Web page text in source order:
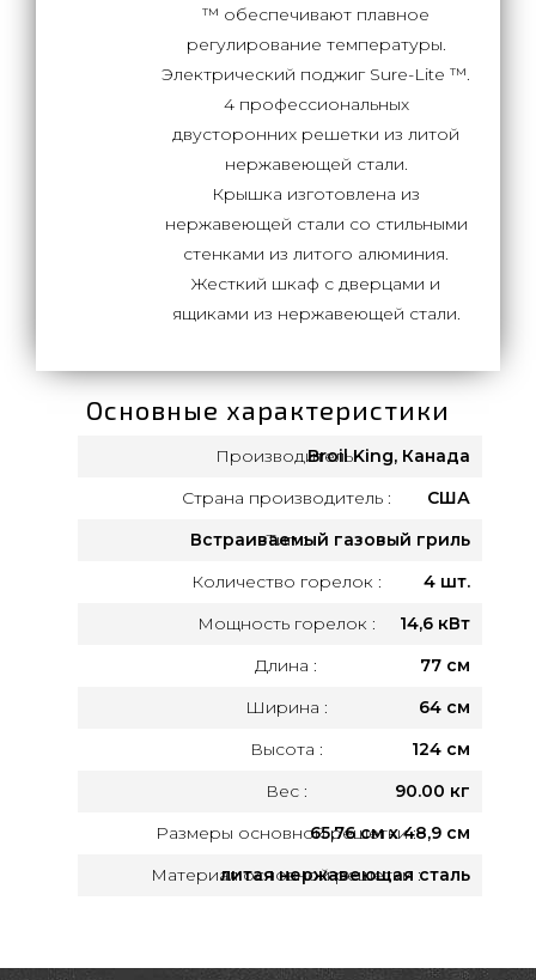
™ обеспечивают плавное
регулирование температуры.
Электрический поджиг Sure-Lite ™.
4 профессиональных
двусторонних решетки из литой
нержавеющей стали.
Крышка изготовлена из
нержавеющей стали со стильными
стенками из литого алюминия.
Жесткий шкаф с дверцами и
ящиками из нержавеющей стали.
Основные характеристики
Производитель:Broil King, Канада
Страна производитель :
США
Тип :
Встраиваемый газовый гриль
Количество горелок :
4 шт.
Мощность горелок :
14,6 кВт
Длина :
77 см
Ширина :
64 см
Высота :
124 см
Вес :
90.00 кг
Размеры основной решетки :
65,76 см х 48,9 см
Материал основной решетки :
литая нержавеющая сталь